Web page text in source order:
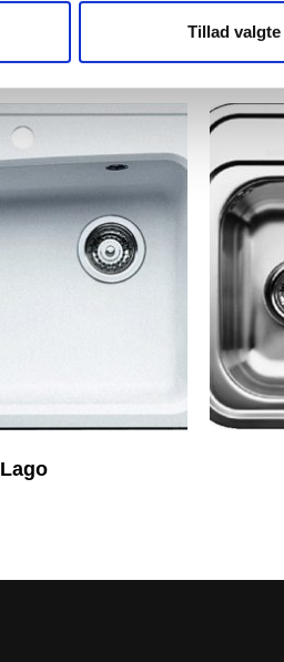
Tillad valgte
Relaterede
Lago